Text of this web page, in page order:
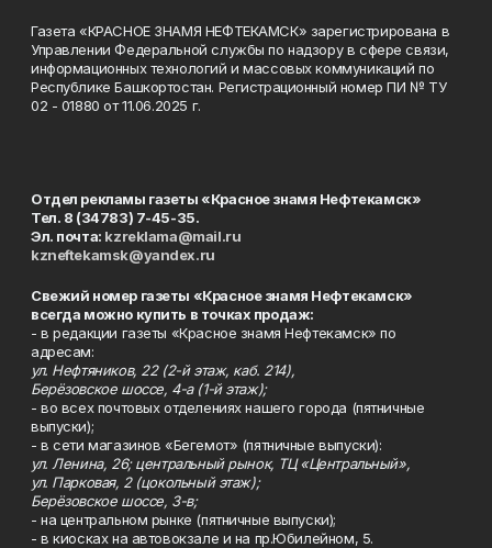
Газета «КРАСНОЕ ЗНАМЯ НЕФТЕКАМСК» зарегистрирована в
Управлении Федеральной службы по надзору в сфере связи,
информационных технологий и массовых коммуникаций по
Республике Башкортостан. Регистрационный номер ПИ № ТУ
02 - 01880 от 11.06.2025 г.
Отдел рекламы газеты «Красное знамя Нефтекамск»
Тел. 8 (34783) 7-45-35.
Эл. почта: kzreklama@mail.ru
kzneftekamsk@yandex.ru
Свежий номер газеты «Красное знамя Нефтекамск»
всегда можно купить в точках продаж:
- в редакции газеты «Красное знамя Нефтекамск» по
адресам:
ул. Нефтяников, 22 (2-й этаж, каб. 214),
Берёзовское шоссе, 4-а (1-й этаж);
- во всех почтовых отделениях нашего города (пятничные
выпуски);
- в сети магазинов «Бегемот» (пятничные выпуски):
ул. Ленина, 26; центральный рынок, ТЦ «Центральный»,
ул. Парковая, 2 (цокольный этаж);
Берёзовское шоссе, 3-в;
- на центральном рынке (пятничные выпуски);
- в киосках на автовокзале и на пр.Юбилейном, 5.